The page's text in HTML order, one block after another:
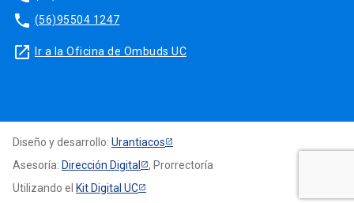
phone (56)95504 1247
launch Ir a la Oficina de Ombuds UC
Diseño y desarrollo: Urantiacos
Asesoría: Dirección Digital
, Prorrectoría
Utilizando el Kit Digital UC